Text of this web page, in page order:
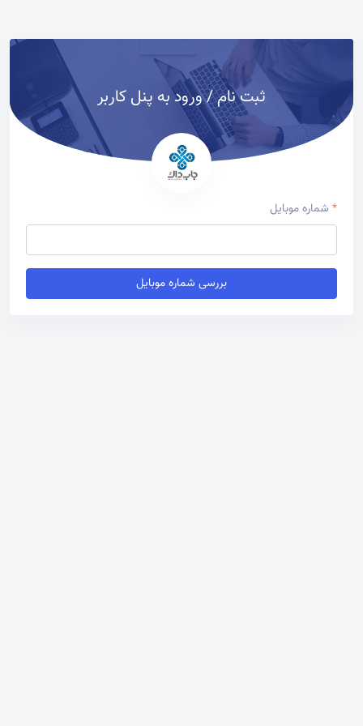
ثبت نام / ورود به پنل کاربر
* شماره موبایل
بررسی شماره موبایل